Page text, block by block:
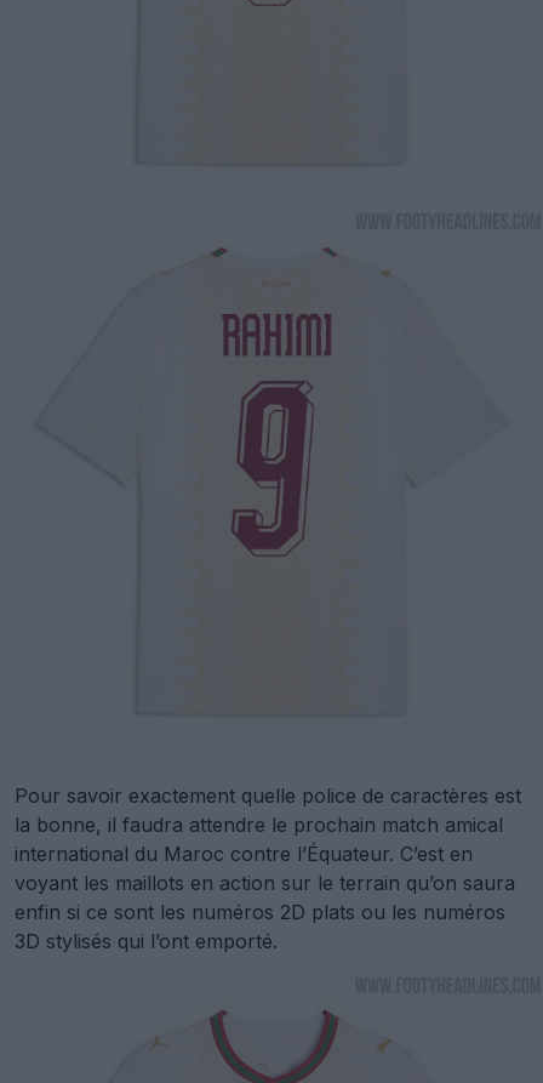
Pour savoir exactement quelle police de caractères est
la bonne, il faudra attendre le prochain match amical
international du Maroc contre l’Équateur. C’est en
voyant les maillots en action sur le terrain qu’on saura
enfin si ce sont les numéros 2D plats ou les numéros
3D stylisés qui l’ont emporté.